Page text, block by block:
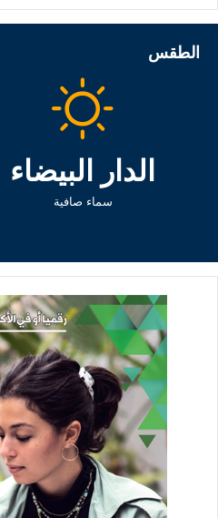
الطقس
الدار البيضاء
سماء صافية